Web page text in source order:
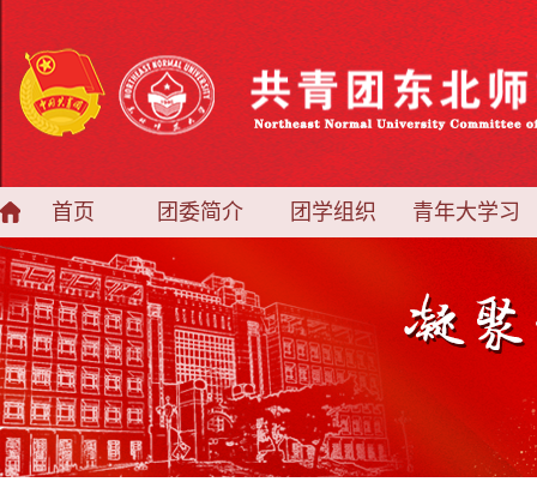
首页 团委简介 团学组织 青年大学习